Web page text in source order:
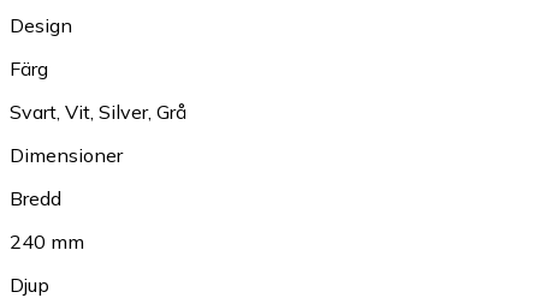
Design
Färg
Svart Vit Silver, Grå
Dimensioner
Bredd
240 mm
Djup